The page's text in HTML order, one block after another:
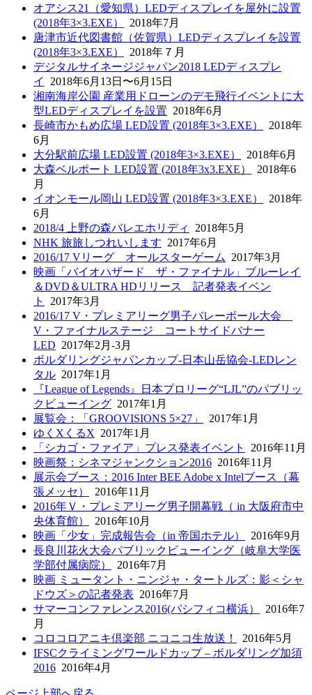
オアシス21（愛知県）LEDディスプレイを屋外に設置
(2018年3×3.EXE）
2018年7月
唐津市近代図書館（佐賀県）LEDディスプレイを設置
(2018年3×3.EXE）
2018年７月
デジタルサイネージジャパン2018 LEDディスプレ
イ
2018年6月13日〜6月15日
湘南海岸公園 産業用ドローンのデモ飛行イベントに大
型LEDディスプレイを設置 2018年6月
長崎市かもめ広場 LED設置 (2018年3×3.EXE）
2018年
6月
大分駅前広場 LED設置 (2018年3×3.EXE）
2018年6月
大森ベルポート LED設置 (2018年3x3.EXE）
2018年6
月
イオンモール岡山 LED設置 (2018年3×3.EXE）
2018年
6月
2018/4 上野の森バレエホリディ
2018年5月
NHK 旅旅しつれいします 2017年6月
2016/17 Vリーグ オールスターゲーム
2017年3月
映画「バイオハザード ザ・ファイナル」ブルーレイ
＆DVD＆ULTRA HDリリース 記者発表イベン
ト
2017年3月
2016/17 V・プレミアリーグ男子バレーボール大会
V・ファイナルステージ コートサイドバナー
LED 2017年2月-3月
ボルダリングジャパンカップ-日本山岳協会-LEDレン
タル 2017年1月
『League of Legends』日本プロリーグ“LJL”のパブリッ
クビューイング 2017年1月
展覧会：「GROOVISIONS 5×27」
2017年1月
ゆくXくるX 2017年1月
「シカゴ・ファイア」プレス発表イベント
2016年11月
映画祭：シネマジャンクション2016 2016年11月
展示会ブース：2016 Inter BEE Adobe x Intelブース（幕
張メッセ）
2016年11月
2016年Ｖ・プレミアリーグ男子開幕戦（ in 大阪府市中
央体育館）
2016年10月
映画「少女」完成報告会（in 帝国ホテル）
2016年9月
長良川花火大会パブリックビューイング（岐阜大学医
学部付属病院）
2016年7月
映画 ミュータント・ニンジャ・タートルズ：影＜シャ
ドウズ＞の記者発表 2016年7月
サマーコンファレンス2016(パシフィコ横浜）
2016年7
月
コロコロアニキ倶楽部 ニコニコ生放送！
2016年5月
IFSCクライミングワールドカップ – ボルダリング加須
2016 2016年4月